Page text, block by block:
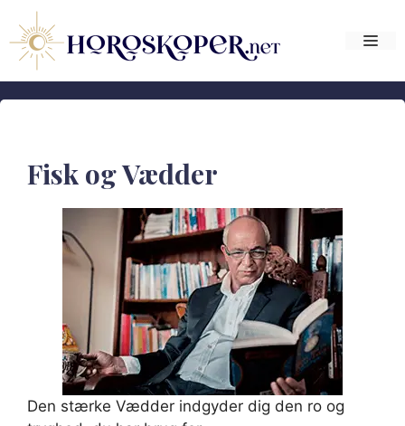
indhold
Fisk og Vædder
Den stærke Vædder indgyder dig den ro og